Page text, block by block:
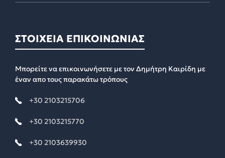
ΣΤΟΙΧΕΙΑ ΕΠΙΚΟΙΝΩΝΙΑΣ
Μπορείτε να επικοινωνήσετε με τον Δημήτρη Καιρίδη με
έναν απο τους παρακάτω τρόπους
+30 2103215706
+30 2103215770
+30 2103639930